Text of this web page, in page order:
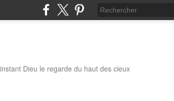
Dieu le regarde du haut des cieux